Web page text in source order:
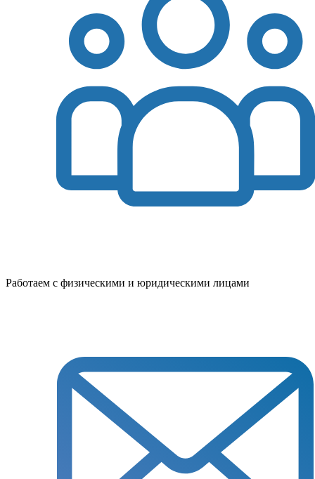
Работаем с физическими и юридическими лицами